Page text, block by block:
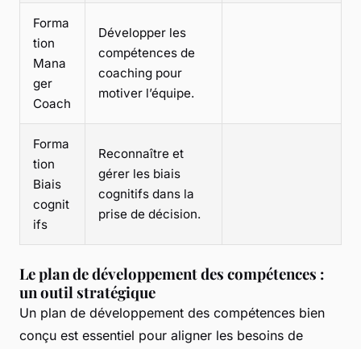
Forma
tion
Mana
ger
Coach
Développer les
compétences de
coaching pour
motiver l’équipe.
Forma
tion
Biais
cognit
ifs
Reconnaître et
gérer les biais
cognitifs dans la
prise de décision.
Le plan de développement des compétences :
un outil stratégique
Un plan de développement des compétences bien
conçu est essentiel pour aligner les besoins de